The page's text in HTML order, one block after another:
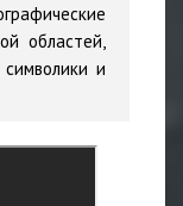
областей,
и